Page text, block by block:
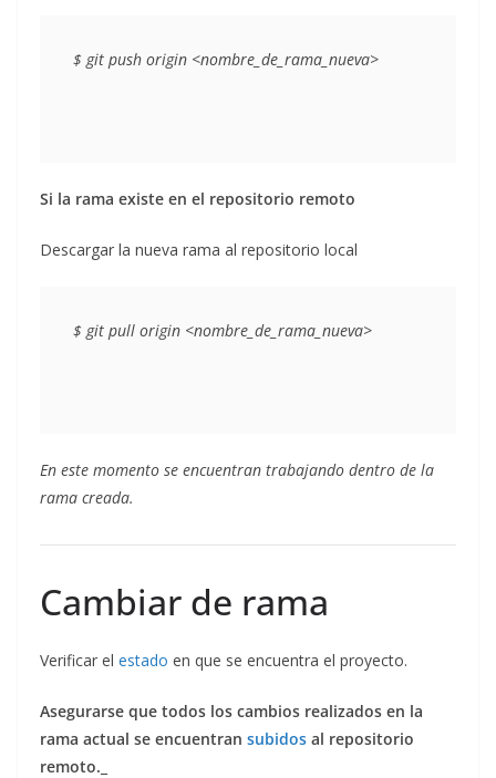
Si la rama existe en el repositorio remoto
Descargar la nueva rama al repositorio local
En este momento se encuentran trabajando dentro de la
rama creada.
Cambiar de rama
Verificar el estado en que se encuentra el proyecto.
Asegurarse que todos los cambios realizados en la
rama actual se encuentran subidos al repositorio
remoto.